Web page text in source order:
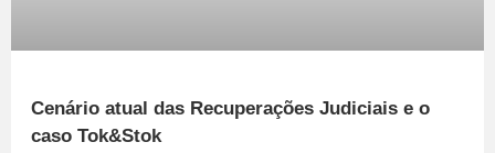
Cenário atual das Recuperações Judiciais e o
caso Tok&Stok